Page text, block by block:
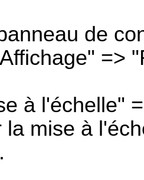
de
=>
à l'échelle"
la mise à